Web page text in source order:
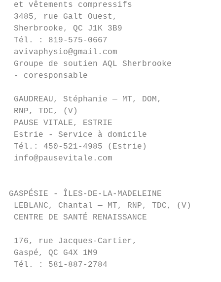
et vêtements compressifs
3485, rue Galt Ouest,
Sherbrooke, QC J1K 3B9
Tél. : 819-575-0667
avivaphysio@gmail.com
Groupe de soutien AQL Sherbrooke
- coresponsable
GAUDREAU, Stéphanie — MT, DOM,
RNP, TDC, (V)
PAUSE VITALE, ESTRIE
Estrie - Service à domicile
Tél.: 450-521-4985 (Estrie)             à
info@pausevitale.com
GASPÉSIE - ÎLES-DE-LA-MADELEINE
LEBLANC, Chantal — MT, RNP, TDC, (V)
CENTRE DE SANTÉ RENAISSANCE
176, rue Jacques-Cartier,
Gaspé, QC G4X 1M9
Tél. : 581-887-2784